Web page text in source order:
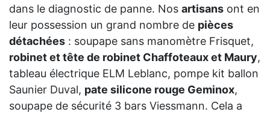
dans le diagnostic de panne. Nos artisans ont en
leur possession un grand nombre de pièces
détachées : soupape sans manomètre Frisquet,
robinet et tête de robinet Chaffoteaux et Maury,
tableau électrique ELM Leblanc, pompe kit ballon
Saunier Duval, pate silicone rouge Geminox,
soupape de sécurité 3 bars Viessmann. Cela a